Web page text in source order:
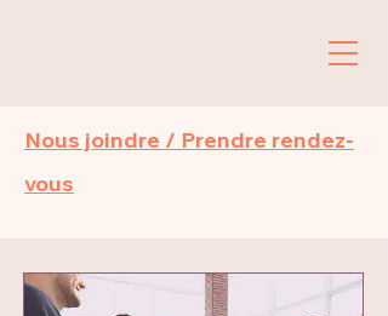
Nous joindre / Prendre rendez-
vous